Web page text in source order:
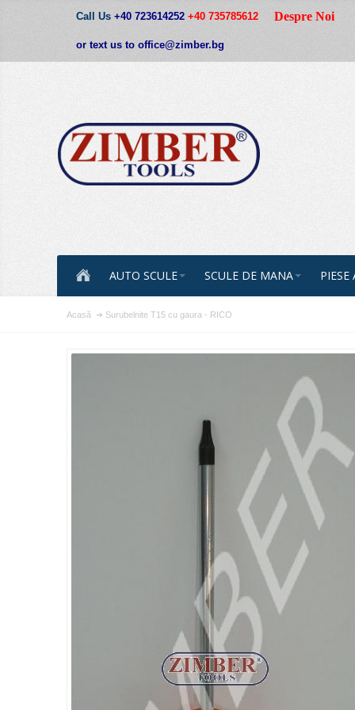
Call Us +40 723614252 +40 735785612
or text us to office@zimber.bg
Despre Noi
AUTO SCULE SCULE DE MANA
Acasă Surubelnite Т15 cu gaura - RICO